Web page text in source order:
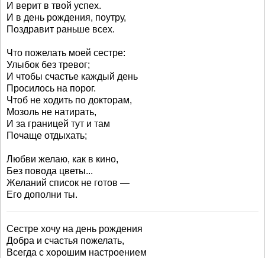
И верит в твой успех.
И в день рождения, поутру,
Поздравит раньше всех.
Что пожелать моей сестре:
Улыбок без тревог;
И чтобы счастье каждый день
Просилось на порог.
Чтоб не ходить по докторам,
Мозоль не натирать,
И за границей тут и там
Почаще отдыхать;
Любви желаю, как в кино,
Без повода цветы...
Желаний список не готов —
Его дополни ты.
Сестре хочу на день рождения
Добра и счастья пожелать,
Всегда с хорошим настроением